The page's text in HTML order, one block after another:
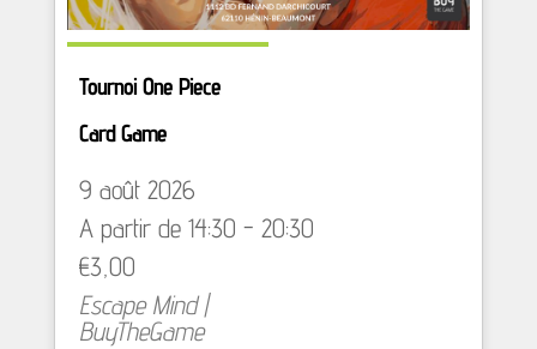
Tournoi One Piece
Card Game
9 août 2026
A partir de 14:30 - 20:30
€3,00
Escape Mind |
BuyTheGame